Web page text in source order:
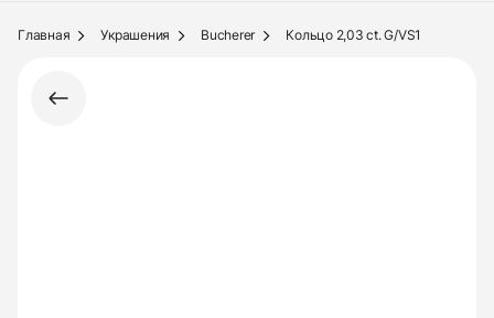
Украшения
Под заказ
Главная Украшения Bucherer Кольцо 2,03 ct. G/VS1